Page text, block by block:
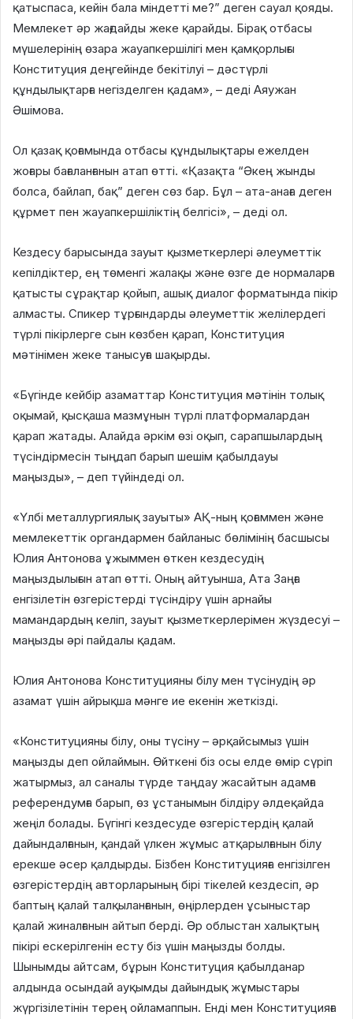
қатыспаса, кейін бала міндетті ме?” деген сауал қояды.
Мемлекет әр жағдайды жеке қарайды. Бірақ отбасы
мүшелерінің өзара жауапкершілігі мен қамқорлығы
Конституция деңгейінде бекітілуі – дәстүрлі
құндылықтарға негізделген қадам», – деді Аяужан
Әшімова.
Ол қазақ қоғамында отбасы құндылықтары ежелден
жоғары бағаланғанын атап өтті. «Қазақта “Әкең жынды
болса, байлап, бақ” деген сөз бар. Бұл – ата-анаға деген
құрмет пен жауапкершіліктің белгісі», – деді ол.
Кездесу барысында зауыт қызметкерлері әлеуметтік
кепілдіктер, ең төменгі жалақы және өзге де нормаларға
қатысты сұрақтар қойып, ашық диалог форматында пікір
алмасты. Спикер тұрғындарды әлеуметтік желілердегі
түрлі пікірлерге сын көзбен қарап, Конституция
мәтінімен жеке танысуға шақырды.
«Бүгінде кейбір азаматтар Конституция мәтінін толық
оқымай, қысқаша мазмұнын түрлі платформалардан
қарап жатады. Алайда әркім өзі оқып, сарапшылардың
түсіндірмесін тыңдап барып шешім қабылдауы
маңызды», – деп түйіндеді ол.
«Үлбі металлургиялық зауыты» АҚ-ның қоғаммен және
мемлекеттік органдармен байланыс бөлімінің басшысы
Юлия Антонова ұжыммен өткен кездесудің
маңыздылығын атап өтті. Оның айтуынша, Ата Заңға
енгізілетін өзгерістерді түсіндіру үшін арнайы
мамандардың келіп, зауыт қызметкерлерімен жүздесуі –
маңызды әрі пайдалы қадам.
Юлия Антонова Конституцияны білу мен түсінудің әр
азамат үшін айрықша мәнге ие екенін жеткізді.
«Конституцияны білу, оны түсіну – әрқайсымыз үшін
маңызды деп ойлаймын. Өйткені біз осы елде өмір сүріп
жатырмыз, ал саналы түрде таңдау жасайтын адамға
референдумға барып, өз ұстанымын білдіру әлдеқайда
жеңіл болады. Бүгінгі кездесуде өзгерістердің қалай
дайындалғанын, қандай үлкен жұмыс атқарылғанын білу
ерекше әсер қалдырды. Бізбен Конституцияға енгізілген
өзгерістердің авторларының бірі тікелей кездесіп, әр
баптың қалай талқыланғанын, өңірлерден ұсыныстар
қалай жиналғанын айтып берді. Әр облыстан халықтың
пікірі ескерілгенін есту біз үшін маңызды болды.
Шынымды айтсам, бұрын Конституция қабылданар
алдында осындай ауқымды дайындық жұмыстары
жүргізілетінін терең ойламаппын. Енді мен Конституцияға